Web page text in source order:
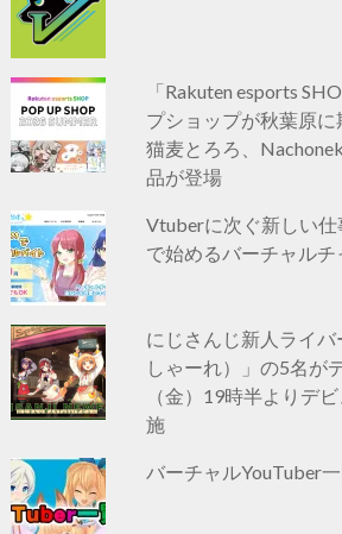
「Rakuten esports
プショップが秋葉原
猫麦とろろ、
品が登場
Vtuberに次ぐ新しい仕
で始めるバーチャルチ
にじさんじ新人ライバ
しゃーれ）」の5名
（金）19時半よりデ
施
バーチャルYouTuber